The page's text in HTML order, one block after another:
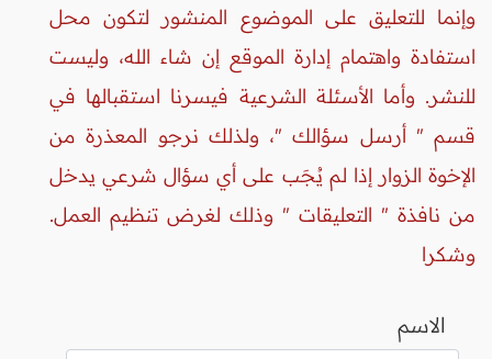
وإنما للتعليق على الموضوع المنشور لتكون محل
استفادة واهتمام إدارة الموقع إن شاء الله، وليست
للنشر. وأما الأسئلة الشرعية فيسرنا استقبالها في
قسم " أرسل سؤالك "، ولذلك نرجو المعذرة من
الإخوة الزوار إذا لم يُجَب على أي سؤال شرعي يدخل
من نافذة " التعليقات " وذلك لغرض تنظيم العمل.
وشكرا
الاسم